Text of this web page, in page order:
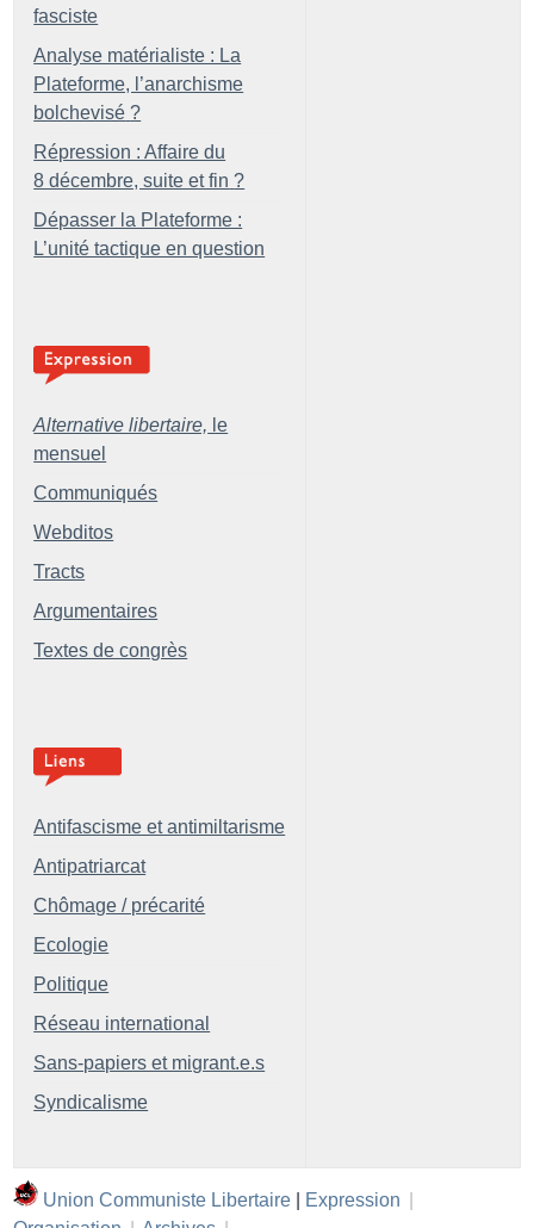
fasciste
Analyse matérialiste : La
Plateforme, l’anarchisme
bolchevisé ?
Répression : Affaire du
8 décembre, suite et fin ?
Dépasser la Plateforme :
L’unité tactique en question
Alternative libertaire, le
mensuel
Communiqués
Webditos
Tracts
Argumentaires
Textes de congrès
Antifascisme et antimiltarisme
Antipatriarcat
Chômage / précarité
Ecologie
Politique
Réseau international
Sans-papiers et migrant.e.s
Syndicalisme
Union Communiste Libertaire Expression